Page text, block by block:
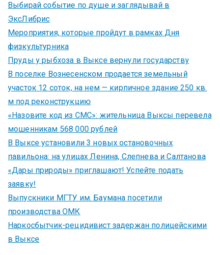
Выбирай событие по душе и заглядывай в
ЭксЛибрис
Мероприятия, которые пройдут в рамках Дня
физкультурника
Пруды у рыбхоза в Выксе вернули государству
В поселке Вознесенском продается земельный
участок 12 соток, на нем — кирпичное здание 250 кв.
м под реконструкцию
«Назовите код из СМС»: жительница Выксы перевела
мошенникам 568 000 рублей
В Выксе установили 3 новых остановочных
павильона: на улицах Ленина, Слепнева и Салтанова
«Дары природы» приглашают! Успейте подать
заявку!
Выпускники МГТУ им. Баумана посетили
производства ОМК
Наркосбытчик-рецидивист задержан полицейскими
в Выксе